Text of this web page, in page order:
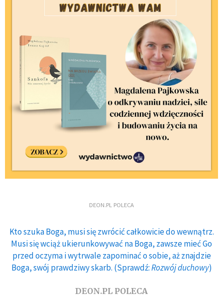
DEON.PL POLECA
Kto szuka Boga, musi się zwrócić całkowicie do wewnątrz.
Musi się wciąż ukierunkowywać na Boga, zawsze mieć Go
przed oczyma i wytrwale zapominać o sobie, aż znajdzie
Boga, swój prawdziwy skarb. (Sprawdź:Rozwój duchowy)
DEON.PL POLECA